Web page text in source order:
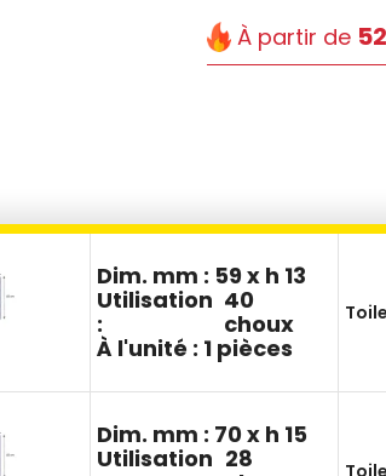
À partir de
Dim. mm : 59 x h 13
Utilisation
:
40
choux
À l'unité : 1 pièces
Dim. mm : 70 x h 15
Utilisation 28